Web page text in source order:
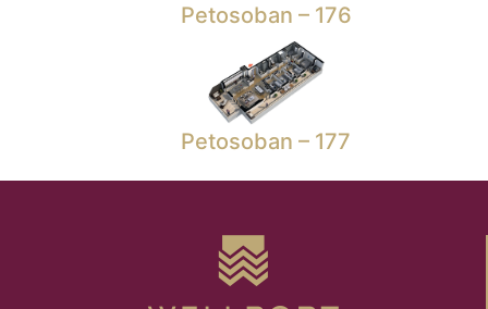
Petosoban – 176
Petosoban – 177